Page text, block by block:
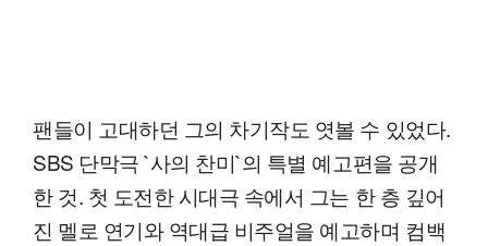
팬들이 고대하던 그의 차기작도 엿볼 수 있었다.
SBS 단막극 `사의 찬미`의 특별 예고편을 공개
한 것. 첫 도전한 시대극 속에서 그는 한 층 깊어
진 멜로 연기와 역대급 비주얼을 예고하며 컴백